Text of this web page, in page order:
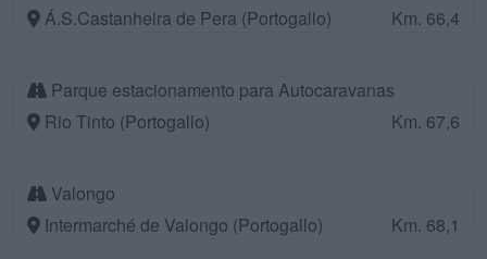
Á.S.Castanheira de Pera (Portogallo)
Km. 66,4
Parque estacionamento para Autocaravanas
Rio Tinto (Portogallo)
Km. 67,6
Valongo
Intermarché de Valongo (Portogallo)
Km. 68,1